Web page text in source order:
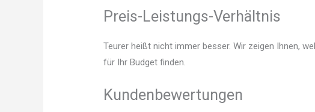
Preis-Leistungs-Verhältnis
Teurer heißt nicht immer besser. Wir zeigen Ihnen,
für Ihr Budget finden.
Kundenbewertungen